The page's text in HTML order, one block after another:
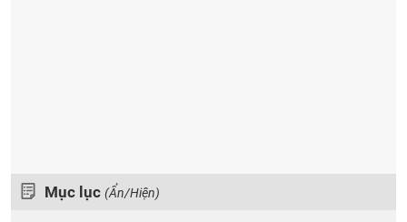
Mục lục (Ẩn/Hiện)